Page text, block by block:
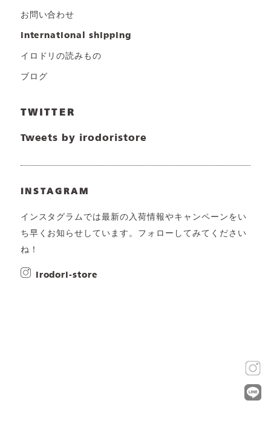
お問い合わせ
international shipping
イロドリの読みもの
ブログ
TWITTER
Tweets by irodoristore
INSTAGRAM
インスタグラムでは最新の入荷情報やキャンペーンをい
ち早くお知らせしています。フォローしてみてください
ね！
irodori-store